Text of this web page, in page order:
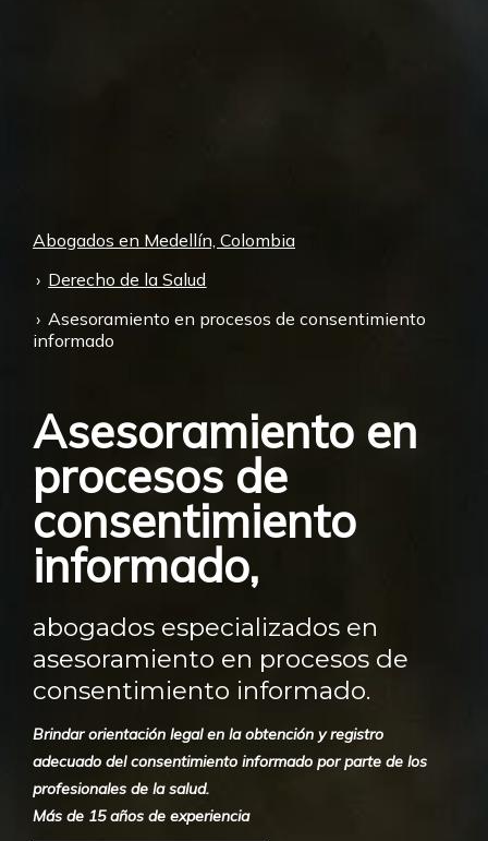
Abogados en Medellín, Colombia
Derecho de la Salud
Asesoramiento en procesos de consentimiento
informado
Asesoramiento en
procesos de
consentimiento
informado,
abogados especializados en
asesoramiento en procesos de
consentimiento informado.
Brindar orientación legal en la obtención y registro
adecuado del consentimiento informado por parte de los
profesionales de la salud.
Más de 15 años de experiencia